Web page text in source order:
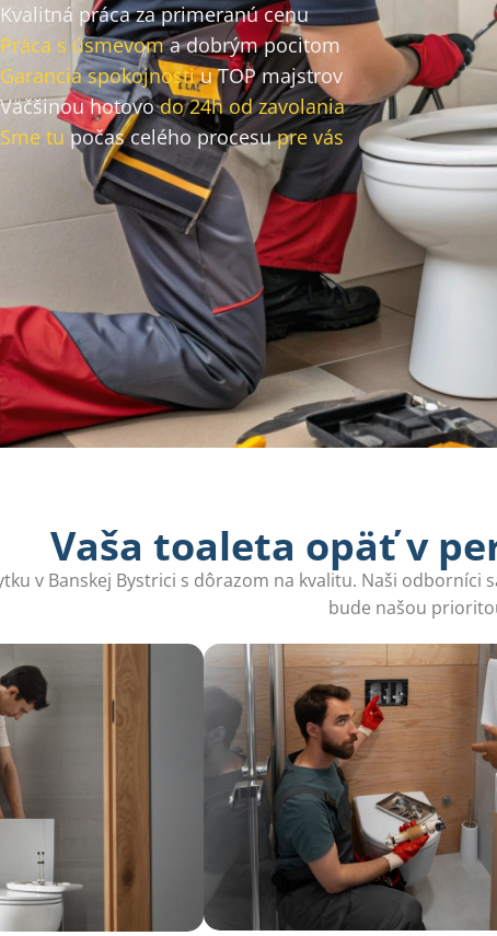
Kvalitná práca za primeranú cenu
Práca s úsmevoma dobrým pocitom
Garancia spokojnostiu TOP majstrov
Väčšinou hotovodo 24h od zavolania
Sme tu počas celého procesupre vás
Vaša toaleta opäť v
v Banskej Bystrici s dôrazom na kvalitu. Naši
bude našou